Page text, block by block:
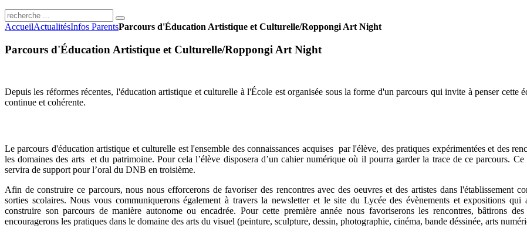
AccueilActualitésInfos ParentsParcours d'Éducation Artistique et Culturelle/Roppongi Art Night
Parcours d'Éducation Artistique et Culturelle/Roppongi Art Night
Depuis les réformes récentes, l'éducation artistique et culturelle à l'École est organisée sous la forme d'un parcours qui invite à penser cette
continue et cohérente.
Le parcours d'éducation artistique et culturelle est l'ensemble des connaissances acquises par l'élève, des pratiques expérimentées et des
les domaines des arts et du patrimoine. Pour cela l’élève disposera d’un cahier numérique où il pourra garder la trace de ce parcours. Ce
servira de support pour l’oral du DNB en troisième.
Afin de construire ce parcours, nous nous efforcerons de favoriser des rencontres avec des oeuvres et des artistes dans l'établissement
sorties scolaires. Nous vous communiquerons également à travers la newsletter et le site du Lycée des évènements et expositions qui
construire son parcours de manière autonome ou encadrée. Pour cette première année nous favoriserons les rencontres, bâtirons des
encouragerons les pratiques dans le domaine des arts du visuel (peinture, sculpture, dessin, photographie, cinéma, bande déssinée, arts